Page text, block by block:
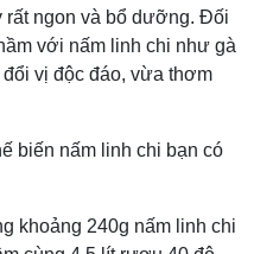
rất ngon và bổ dưỡng. Đối
với nấm linh chi như gà
vị độc đáo, vừa thơm
biến nấm linh chi bạn có
khoảng 240g nấm linh chi